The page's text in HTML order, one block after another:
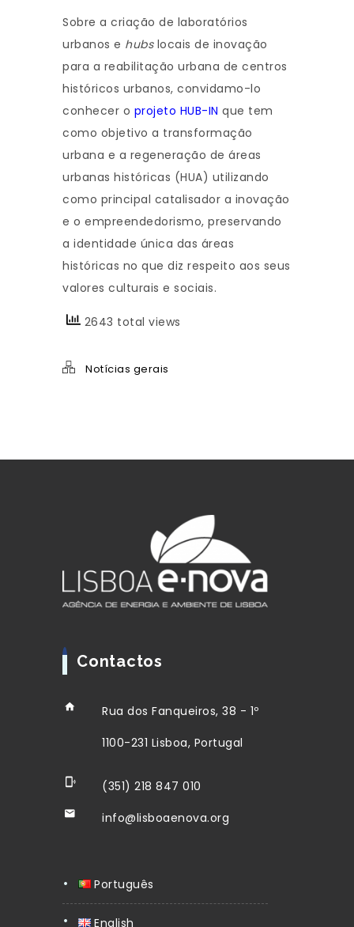
Sobre a criação de laboratórios
urbanos e hubslocais de inovação
para a reabilitação urbana de centros
históricos urbanos, convidamo-lo
conhecer o projeto HUB-IN que tem
como objetivo a transformação
urbana e a regeneração de áreas
urbanas históricas (HUA) utilizando
como principal catalisador a inovação
e o empreendedorismo, preservando
a identidade única das áreas
históricas no que diz respeito aos seus
valores culturais e sociais.
2643 total views
Notícias gerais
Contactos
Rua dos Fanqueiros, 38 - 1º
1100-231 Lisboa, Portugal
(351) 218 847 010
info@lisboaenova.org
Português
English